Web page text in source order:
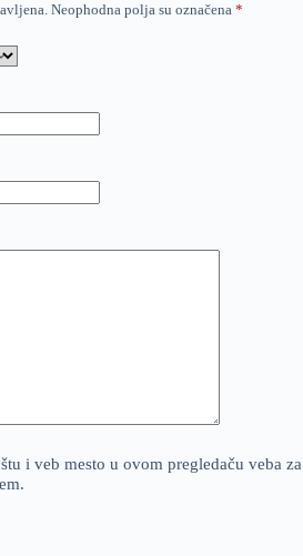
Neophodna polja su označena *
i veb mesto u ovom pregledaču veba za